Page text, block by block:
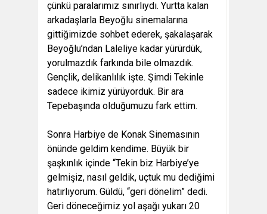
çünkü paralarımız sınırlıydı. Yurtta kalan
arkadaşlarla Beyoğlu sinemalarına
gittiğimizde sohbet ederek, şakalaşarak
Beyoğlu’ndan Laleliye kadar yürürdük,
yorulmazdık farkında bile olmazdık.
Gençlik, delikanlılık işte. Şimdi Tekinle
sadece ikimiz yürüyorduk. Bir ara
Tepebaşında olduğumuzu fark ettim.
Sonra Harbiye de Konak Sinemasının
önünde geldim kendime. Büyük bir
şaşkınlık içinde “Tekin biz Harbiye’ye
gelmişiz, nasıl geldik, uçtuk mu dediğimi
hatırlıyorum. Güldü, “geri dönelim” dedi.
Geri döneceğimiz yol aşağı yukarı 20